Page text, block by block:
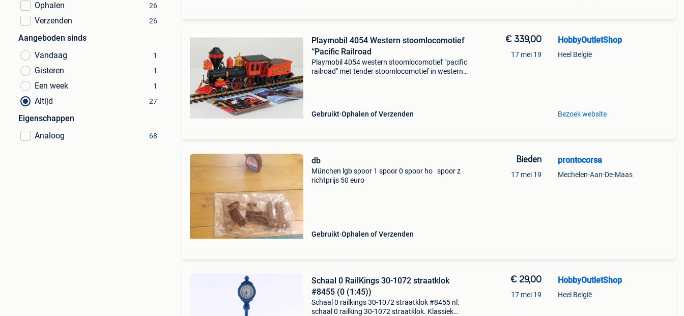
Ophalen
26
Verzenden 26
Aangeboden sinds
Vandaag
1
Gisteren 1
Een week 1
Altijd 27
Eigenschappen
Analoog
68
Playmobil 4054 Western stoomlocomotief
“Pacific Railroad
Playmobil 4054 western stoomlocomotief "pacific
railroad" met tender stoomlocomotief in western
Gebruikt Ophalen of Verzenden
€ 339,00
17 mei 19
HobbyOutletShop
Heel België
Bezoek website
db
München lgb spoor 1 spoor 0 spoor ho spoor z
richtprijs 50 euro
Gebruikt Ophalen of Verzenden
Bieden
17 mei 19
prontocorsa
Mechelen-Aan-De-Maas
Schaal 0 RailKings 30-1072 straatklok
#8455 (0 (1:45))
Schaal 0 railkings 30-1072 straatklok #8455 nl:
schaal 0 railking 30-1072 straatklok. Klassiek
€ 29,00
17 mei 19
HobbyOutletShop
Heel België